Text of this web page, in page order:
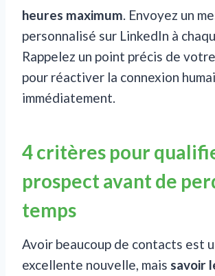
heures maximum. Envoyez un
personnalisé sur LinkedIn à
Rappelez un point précis de
pour réactiver la connexion
immédiatement.
4 critères pour
prospect avant de
temps
Avoir beaucoup de contacts est
excellente nouvelle, mais savoir